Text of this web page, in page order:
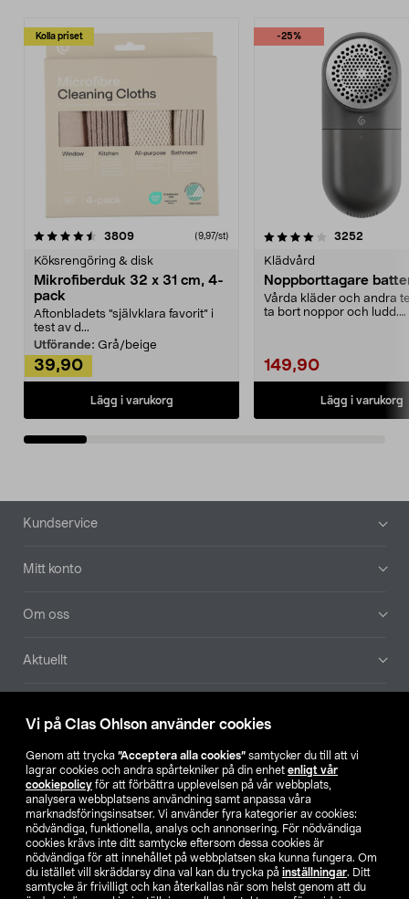
Vi på Clas Ohlson använder cookies
Genom att trycka ”Acceptera alla cookies” samtycker du till att vi
lagrar cookies och andra spårtekniker på din enhet enligt vår
cookiepolicy för att förbättra upplevelsen på vår webbplats,
analysera webbplatsens användning samt anpassa våra
marknadsföringsinsatser. Vi använder fyra kategorier av cookies:
nödvändiga, funktionella, analys och annonsering. För nödvändiga
cookies krävs inte ditt samtycke eftersom dessa cookies är
nödvändiga för att innehållet på webbplatsen ska kunna fungera. Om
du istället vill skräddarsy dina val kan du trycka på inställningar. Ditt
samtycke är frivilligt och kan återkallas när som helst genom att du
Kolla priset
3809recensioner (9,97/st)
Köksrengöring & disk
Mikrofiberduk 32 x 31 cm, 4-
pack
Aftonbladets "självklara favorit” i
test av d...
Utförande: Grå/beige
39,90
Lägg i varukorg
-25%
4.0av 5 stjärnor 3252
Klädvård
Noppborttagare
Vårda kläder och andra
ta bort noppor och ludd.
149,90
Lägg i varukorg
4.5av 5 stjärnor
Sidfot
Kundservice
Mitt konto
Om oss
Aktuellt
Hitta butik
SE NO FI